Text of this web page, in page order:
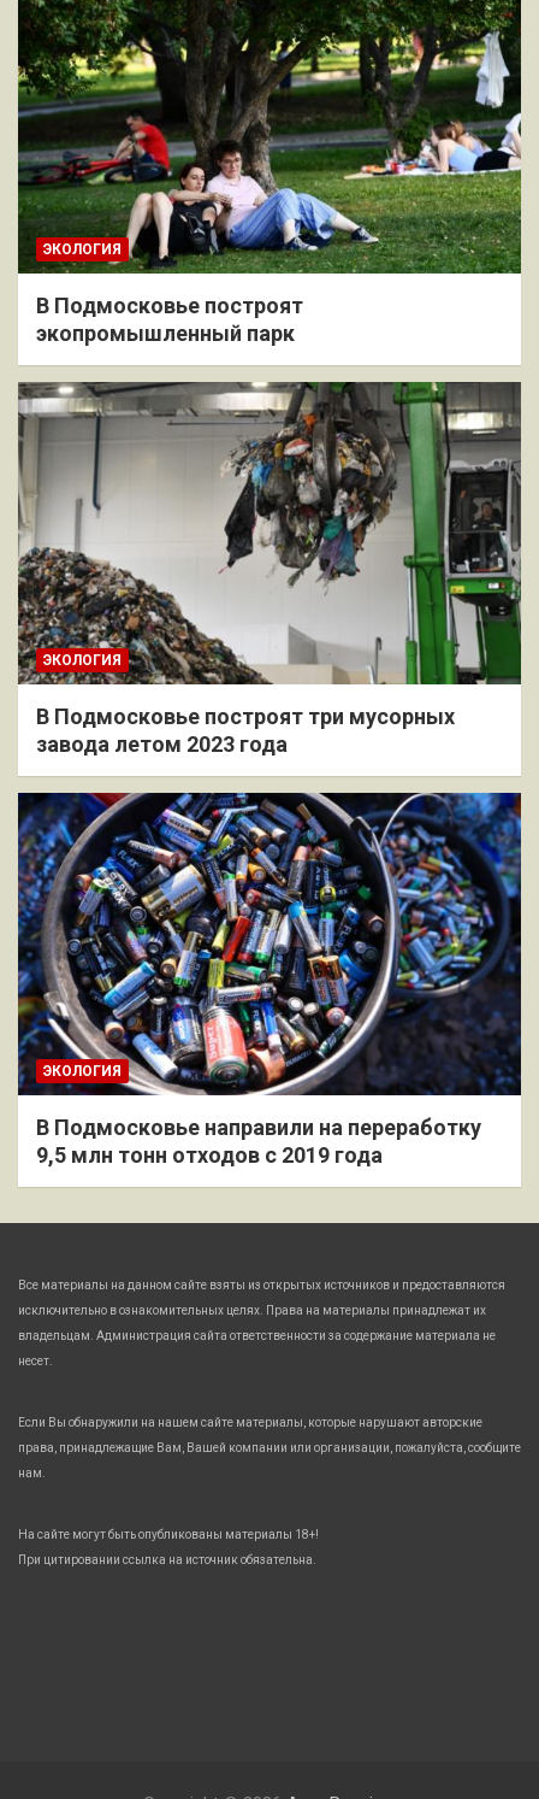
ЭКОЛОГИЯ
В Подмосковье построят
экопромышленный парк
ЭКОЛОГИЯ
В Подмосковье построят три мусорных
завода летом 2023 года
ЭКОЛОГИЯ
В Подмосковье направили на переработку
9,5 млн тонн отходов с 2019 года
Все материалы на данном сайте взяты из открытых источников и предоставляются
исключительно в ознакомительных целях. Права на материалы принадлежат их
владельцам. Администрация сайта ответственности за содержание материала не
несет.
Если Вы обнаружили на нашем сайте материалы, которые нарушают авторские
права, принадлежащие Вам, Вашей компании или организации, пожалуйста, сообщите
нам.
На сайте могут быть опубликованы материалы 18+!
При цитировании ссылка на источник обязательна.